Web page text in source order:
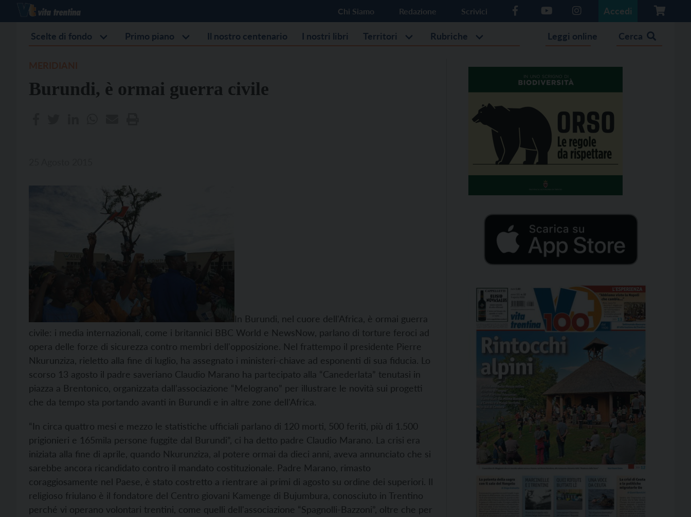
Chi Siamo Redazione Scrivici Accedi
Scelte di fondo Primo piano Il nostro centenario I nostri libri Territori Rubriche Leggi online Cerca
Burundi, è ormai guerra civile
In Burundi, nel cuore dell'Africa, è ormai guerra
civile: i media internazionali, come i britannici BBC World e NewsNow, parlano di torture feroci ad
opera delle forze di sicurezza contro membri dell'opposizione. Nel frattempo il presidente Pierre
Nkurunziza, rieletto alla fine di luglio, ha assegnato i ministeri-chiave ad esponenti di sua fiducia. Lo
scorso 13 agosto il padre saveriano Claudio Marano ha partecipato alla “Canederlata” tenutasi in
piazza a Brentonico, organizzata dall’associazione “Melograno” per illustrare le novità sui progetti
che da tempo sta portando avanti in Burundi e in altre zone dell'Africa.
“In circa quattro mesi e mezzo le statistiche ufficiali parlano di 120 morti, 500 feriti, più di 1.500
prigionieri e 165mila persone fuggite dal Burundi”, ci ha detto padre Claudio Marano. La crisi era
iniziata alla fine di aprile, quando Nkurunziza, al potere ormai da dieci anni, aveva annunciato che si
sarebbe ancora ricandidato contro il mandato costituzionale. Padre Marano, rimasto
coraggiosamente nel Paese, è stato costretto a rientrare ai primi di agosto su ordine dei superiori. Il
religioso friulano è il fondatore del Centro giovani Kamenge di Bujumbura, conosciuto in Trentino
perché vi operano volontari trentini, come quelli dell'associazione “Spagnolli-Bazzoni”, oltre che per